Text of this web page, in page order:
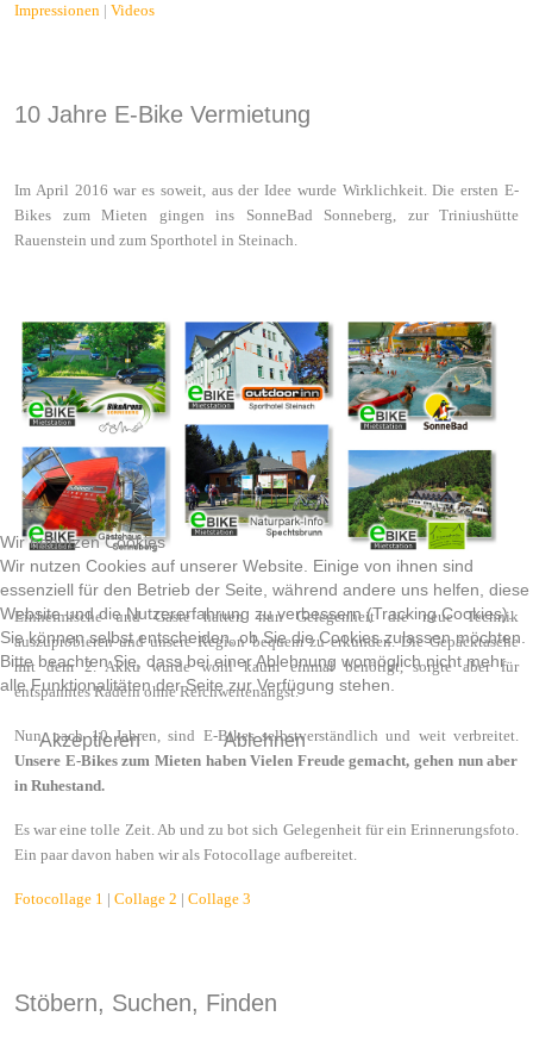
Impressionen | Videos
10 Jahre E-Bike Vermietung
Im April 2016 war es soweit, aus der Idee wurde Wirklichkeit. Die ersten E-
Bikes zum Mieten gingen ins SonneBad Sonneberg, zur Triniushütte
Rauenstein und zum Sporthotel in Steinach.
Einheimische und Gäste hatten nun Gelegenheit die neue Technik
auszuprobieren und unsere Region bequem zu erkunden. Die Gepäcktasche
mit dem 2. Akku wurde wohl kaum einmal benötigt, sorgte aber für
entspanntes Radeln ohne Reichweitenangst.
Nun, nach 10 Jahren, sind E-Bikes selbstverständlich und weit verbreitet.
Unsere E-Bikes zum Mieten haben Vielen Freude gemacht, gehen nun aber
in Ruhestand.
Es war eine tolle Zeit. Ab und zu bot sich Gelegenheit für ein Erinnerungsfoto.
Ein paar davon haben wir als Fotocollage aufbereitet.
Fotocollage 1 | Collage 2 | Collage 3
Stöbern, Suchen, Finden
Wir benutzen Cookies
Wir nutzen Cookies auf unserer Website. Einige von ihnen sind
essenziell für den Betrieb der Seite, während andere uns helfen, diese
Website und die Nutzererfahrung zu verbessern (Tracking Cookies).
Sie können selbst entscheiden, ob Sie die Cookies zulassen möchten.
Bitte beachten Sie, dass bei einer Ablehnung womöglich nicht mehr
alle Funktionalitäten der Seite zur Verfügung stehen.
Akzeptieren Ablehnen